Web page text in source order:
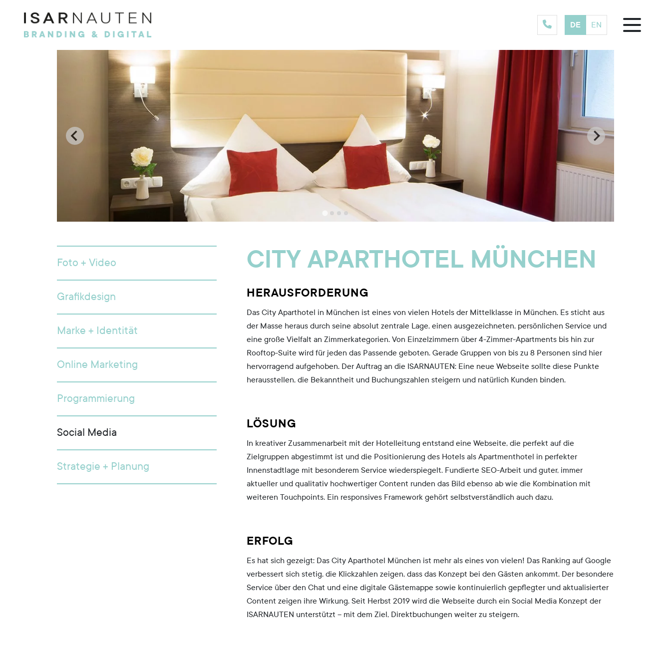
DE EN
Foto + Video
Grafikdesign
Marke + Identität
Online Marketing
Programmierung
Social Media
Strategie + Planung
CITY APARTHOTEL MÜNCHEN
HERAUSFORDERUNG
Das City Aparthotel in München ist eines von vielen Hotels der Mittelklasse in München. Es sticht aus
der Masse heraus durch seine absolut zentrale Lage, einen ausgezeichneten, persönlichen Service und
eine große Vielfalt an Zimmerkategorien. Von Einzelzimmern über 4-Zimmer-Apartments bis hin zur
Rooftop-Suite wird für jeden das Passende geboten. Gerade Gruppen von bis zu 8 Personen sind hier
hervorragend aufgehoben. Der Auftrag an die ISARNAUTEN: Eine neue Webseite sollte diese Punkte
herausstellen, die Bekanntheit und Buchungszahlen steigern und natürlich Kunden binden.
LÖSUNG
In kreativer Zusammenarbeit mit der Hotelleitung entstand eine Webseite, die perfekt auf die
Zielgruppen abgestimmt ist und die Positionierung des Hotels als Apartmenthotel in perfekter
Innenstadtlage mit besonderem Service wiederspiegelt. Fundierte SEO-Arbeit und guter, immer
aktueller und qualitativ hochwertiger Content runden das Bild ebenso ab wie die Kombination mit
weiteren Touchpoints. Ein responsives Framework gehört selbstverständlich auch dazu.
ERFOLG
Es hat sich gezeigt: Das City Aparthotel München ist mehr als eines von vielen! Das Ranking auf Google
verbessert sich stetig, die Klickzahlen zeigen, dass das Konzept bei den Gästen ankommt. Der besondere
Service über den Chat und eine digitale Gästemappe sowie kontinuierlich gepflegter und aktualisierter
Content zeigen ihre Wirkung. Seit Herbst 2019 wird die Webseite durch ein Social Media Konzept der
ISARNAUTEN unterstützt – mit dem Ziel, Direktbuchungen weiter zu steigern.